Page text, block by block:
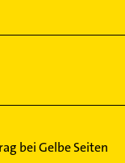
bei Gelbe Seiten